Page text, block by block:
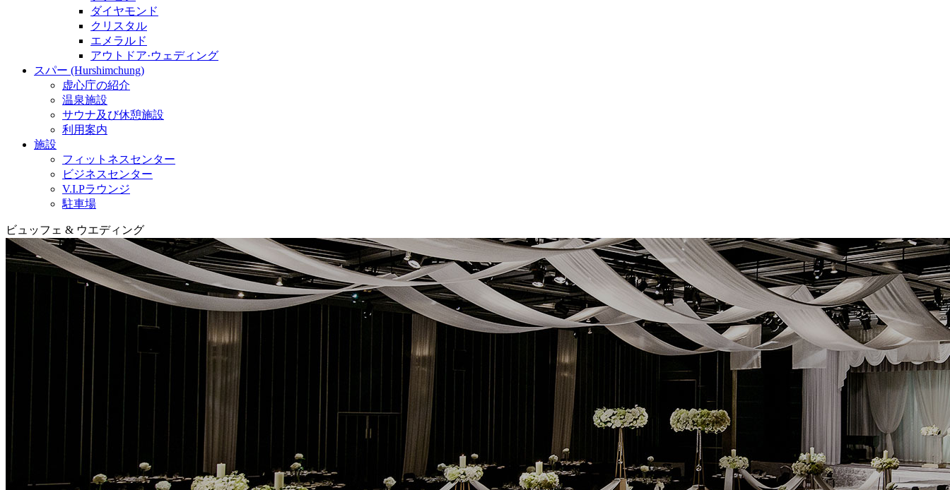
ダイヤモンド
クリスタル
エメラルド
アウトドア·ウェディング
スパー (Hurshimchung)
虚心庁の紹介
温泉施設
サウナ及び休憩施設
利用案内
施設
フィットネスセンター
ビジネスセンター
V.I.Pラウンジ
駐車場
ビュッフェ & ウエディング